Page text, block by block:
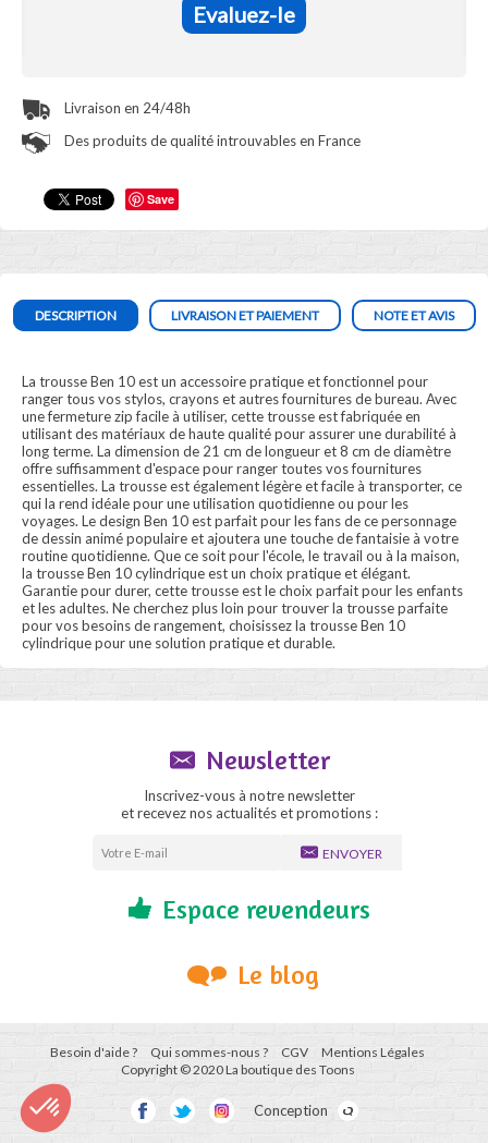
Save
Evaluez-le
Livraison en 24/48h
Des produits de qualité introuvables en France
DESCRIPTION LIVRAISON ET PAIEMENT NOTE ET AVIS
La trousse Ben 10 est un accessoire pratique et fonctionnel pour
ranger tous vos stylos, crayons et autres fournitures de bureau. Avec
une fermeture zip facile à utiliser, cette trousse est fabriquée en
utilisant des matériaux de haute qualité pour assurer une durabilité à
long terme. La dimension de 21 cm de longueur et 8 cm de diamètre
offre suffisamment d'espace pour ranger toutes vos fournitures
essentielles. La trousse est également légère et facile à transporter, ce
qui la rend idéale pour une utilisation quotidienne ou pour les
voyages. Le design Ben 10 est parfait pour les fans de ce personnage
de dessin animé populaire et ajoutera une touche de fantaisie à votre
routine quotidienne. Que ce soit pour l'école, le travail ou à la maison,
la trousse Ben 10 cylindrique est un choix pratique et élégant.
Garantie pour durer, cette trousse est le choix parfait pour les enfants
et les adultes. Ne cherchez plus loin pour trouver la trousse parfaite
pour vos besoins de rangement, choisissez la trousse Ben 10
cylindrique pour une solution pratique et durable.
Newsletter
Inscrivez-vous à notre newsletter
et recevez nos actualités et promotions :
ENVOYER
Espace revendeurs
Le blog
Besoin d'aide ? Qui sommes-nous ? CGV
Mentions Légales
Copyright © 2020 La boutique des Toons
Conception